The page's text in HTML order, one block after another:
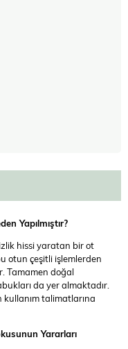
Yapılmıştır?
hissi yaratan bir ot
otun çeşitli işlemlerden
Tamamen doğal
da yer almaktadır.
kullanım talimatlarına
Yararları